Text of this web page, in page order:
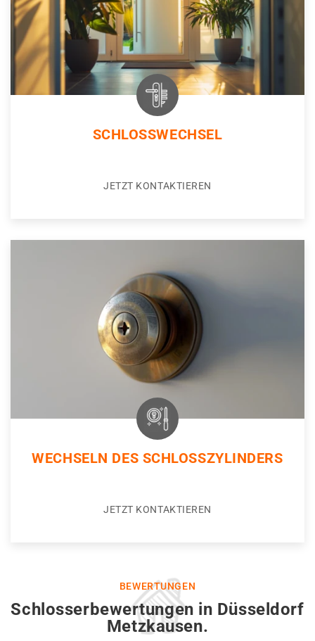
SCHLOSSWECHSEL
JETZT KONTAKTIEREN
WECHSELN DES SCHLOSSZYLINDERS
JETZT KONTAKTIEREN
BEWERTUNGEN
Schlosserbewertungen in Düsseldorf
Metzkausen.